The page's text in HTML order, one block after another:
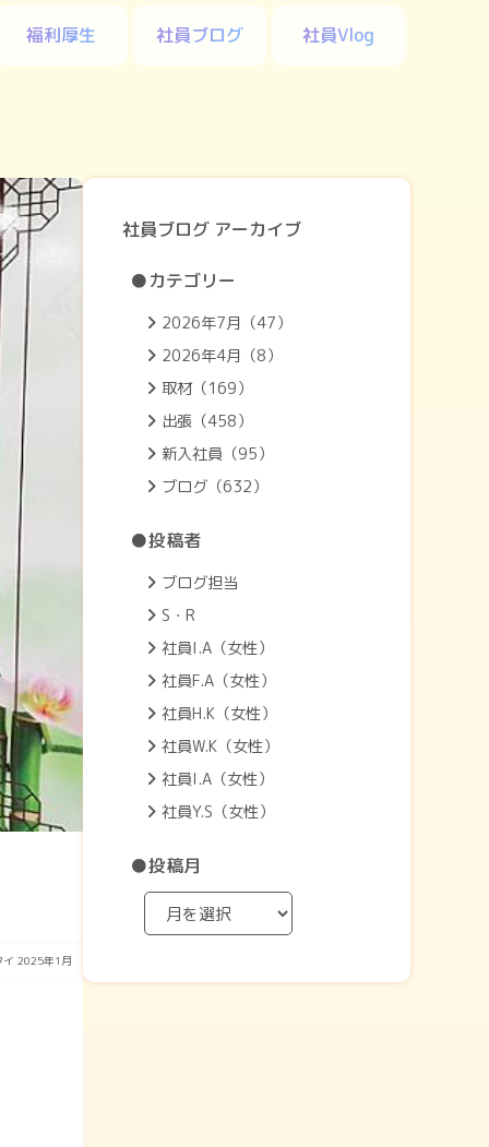
福利厚生 社員ブログ 社員Vlog
イ 2025年1月
社員ブログ アーカイブ
●カテゴリー
2026年7月（47）
2026年4月（8）
取材（169）
出張（458）
新入社員（95）
ブログ（632）
●投稿者
ブログ担当
S・R
社員I.A（女性）
社員F.A（女性）
社員H.K（女性）
社員W.K（女性）
社員I.A（女性）
社員Y.S（女性）
●投稿月